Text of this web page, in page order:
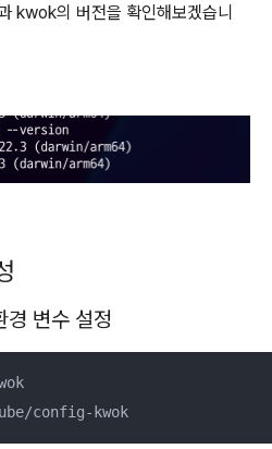
kwok의 버전을 확인해보겠습니
변수 설정
config-kwok